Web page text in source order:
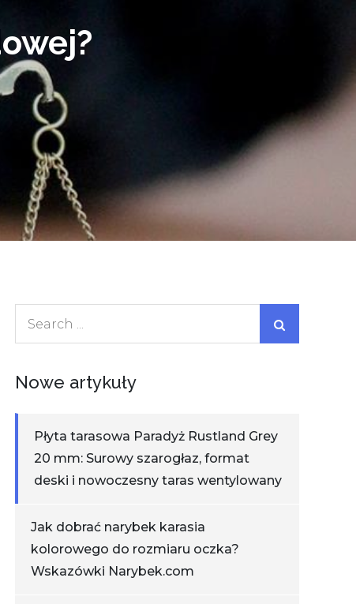
Nowe artykuły
Płyta tarasowa Paradyż Rustland Grey
20 mm: Surowy szarogłaz, format
deski i nowoczesny taras wentylowany
Jak dobrać narybek karasia
kolorowego do rozmiaru oczka?
Wskazówki Narybek.com